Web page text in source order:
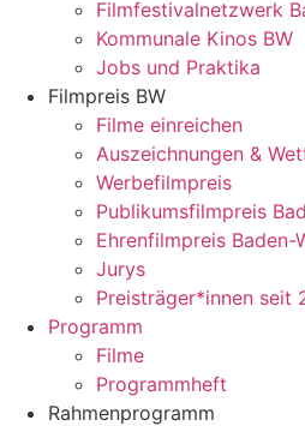
Filmfestivalnetzwerk
Kommunale Kinos BW
Jobs und Praktika
Filmpreis BW
Filme einreichen
Auszeichnungen &
Werbefilmpreis
Publikumsfilmpreis
Ehrenfilmpreis Baden-
Jurys
Preisträger*innen seit
Programm
Filme
Programmheft
Rahmenprogramm